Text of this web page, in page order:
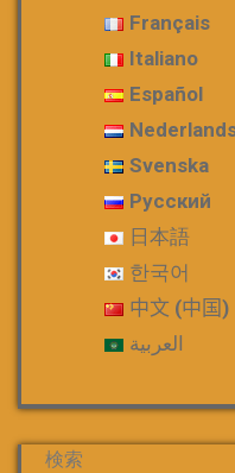
Français
Italiano
Español
Svenska
Русский
日本語
한국어
中文 (中国)
العربية
検索